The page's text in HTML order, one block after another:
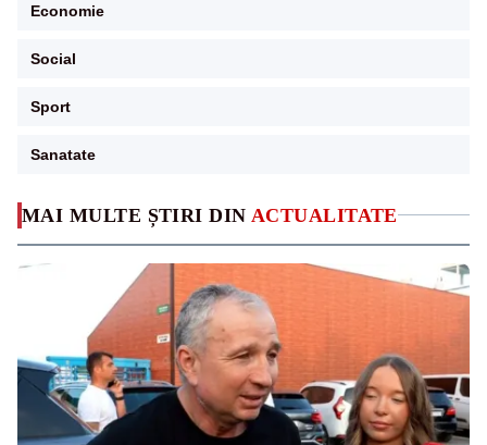
MAI MULTE ȘTIRI DIN ACTUALITATE
Economie
Social
Sport
Sanatate